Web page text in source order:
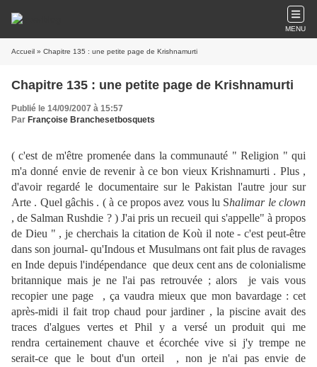
MENU
Accueil » Chapitre 135 : une petite page de Krishnamurti
Chapitre 135 : une petite page de Krishnamurti
Publié le 14/09/2007 à 15:57
Par Françoise Branchesetbosquets
( c'est de m'être promenée dans la communauté " Religion " qui
m'a donné envie de revenir à ce bon vieux Krishnamurti . Plus ,
d'avoir regardé le documentaire sur le Pakistan l'autre jour sur
Arte . Quel gâchis . ( à ce propos avez vous lu Shalimar le clown
, de Salman Rushdie ? ) J'ai pris un recueil qui s'appelle" à propos
de Dieu " , je cherchais la citation de Koù il note - c'est peut-être
dans son journal- qu'Indous et Musulmans ont fait plus de ravages
en Inde depuis l'indépendance que deux cent ans de colonialisme
britannique mais je ne l'ai pas retrouvée ; alors je vais vous
recopier une page , ça vaudra mieux que mon bavardage : cet
après-midi il fait trop chaud pour jardiner , la piscine avait des
traces d'algues vertes et Phil y a versé un produit qui me
rendra certainement chauve et écorchée vive si j'y trempe ne
serait-ce que le bout d'un orteil
, non je n'ai pas envie de